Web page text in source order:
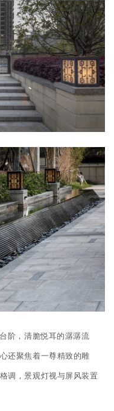
阶，清脆悦耳的潺潺流
还聚焦着一尊精致的雕
调，景观灯视与屏风装置